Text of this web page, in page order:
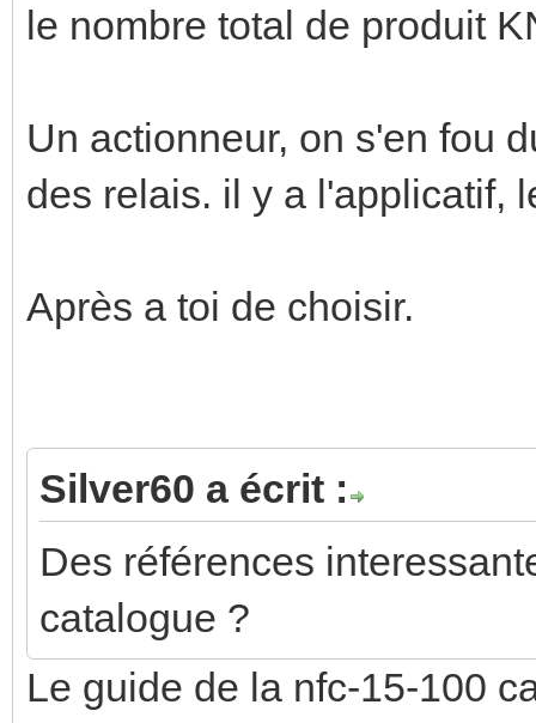
le nombre total de produit
Un actionneur, on s'en fou
des relais. il y a l'applicatif,
Après a toi de choisir.
Silver60 a écrit :
Des références
catalogue ?
Le guide de la nfc-15-100